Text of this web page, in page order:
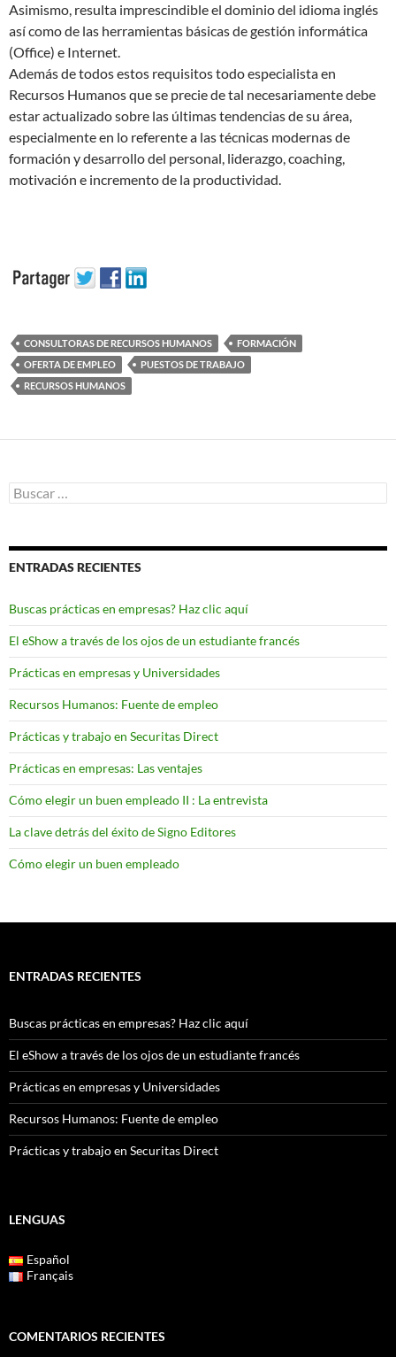
Asimismo, resulta imprescindible el dominio del idioma inglés
así como de las herramientas básicas de gestión informática
(Office) e Internet.
Además de todos estos requisitos todo especialista en
Recursos Humanos que se precie de tal necesariamente debe
estar actualizado sobre las últimas tendencias de su área,
especialmente en lo referente a las técnicas modernas de
formación y desarrollo del personal, liderazgo, coaching,
motivación e incremento de la productividad.
CONSULTORAS DE RECURSOS HUMANOS
FORMACIÓN
OFERTA DE EMPLEO
PUESTOS DE TRABAJO
RECURSOS HUMANOS
Buscar:
ENTRADAS RECIENTES
Buscas prácticas en empresas? Haz clic aquí
El eShow a través de los ojos de un estudiante francés
Prácticas en empresas y Universidades
Recursos Humanos: Fuente de empleo
Prácticas y trabajo en Securitas Direct
Prácticas en empresas: Las ventajes
Cómo elegir un buen empleado II : La entrevista
La clave detrás del éxito de Signo Editores
Cómo elegir un buen empleado
ENTRADAS RECIENTES
Buscas prácticas en empresas? Haz clic aquí
El eShow a través de los ojos de un estudiante francés
Prácticas en empresas y Universidades
Recursos Humanos: Fuente de empleo
Prácticas y trabajo en Securitas Direct
LENGUAS
Español
Français
COMENTARIOS RECIENTES